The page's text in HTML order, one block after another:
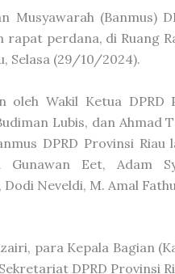
Musyawarah (Banmus)
rapat perdana, di Ruang
Selasa (29/10/2024).
oleh Wakil Ketua DPRD
Lubis, dan Ahmad
DPRD Provinsi Riau
Eet, Adam
Neveldi, M. Amal
para Kepala Bagian
DPRD Provinsi